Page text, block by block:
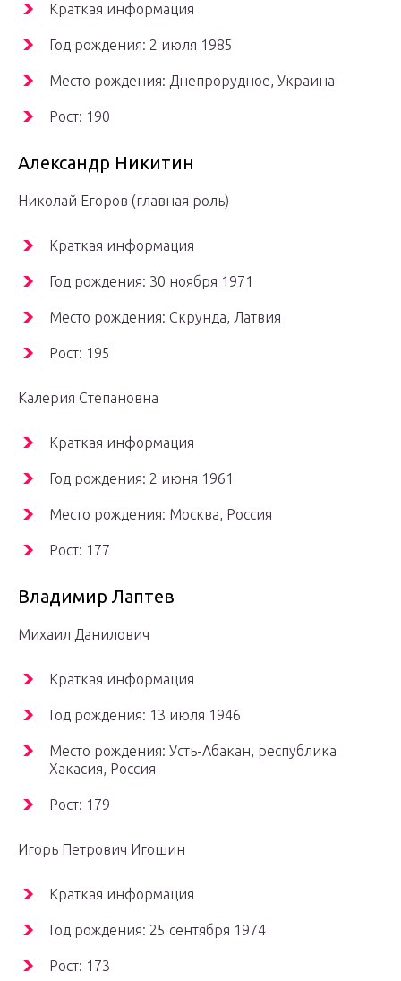
Краткая информация
Год рождения: 2 июля 1985
Место рождения: Днепрорудное, Украина
Рост: 190
Александр Никитин
Николай Егоров (главная роль)
Краткая информация
Год рождения: 30 ноября 1971
Место рождения: Скрунда, Латвия
Рост: 195
Калерия Степановна
Краткая информация
Год рождения: 2 июня 1961
Место рождения: Москва, Россия
Рост: 177
Владимир Лаптев
Михаил Данилович
Краткая информация
Год рождения: 13 июля 1946
Место рождения: Усть-Абакан, республика
Хакасия, Россия
Рост: 179
Игорь Петрович Игошин
Краткая информация
Год рождения: 25 сентября 1974
Рост: 173